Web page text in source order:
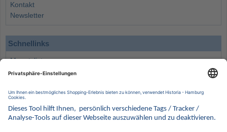
Kontakt
Newsletter
Schnellinks
Monatsliste
Angebote
Wissenswertes
Kontakt